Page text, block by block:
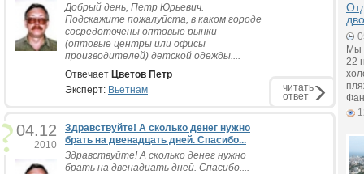
Добрый день, Петр Юрьевич.
Подскажите пожалуйста, в каком городе
сосредоточены оптовые рынки
(оптовые центры или офисы
производителей) детской одежды....
Отвечает Цветов Петр
Эксперт: Вьетнам читать
ответ
04.12
2010
Здравствуйте! А сколько денег нужно
брать на двенадцать дней. Спасибо...
Здравствуйте! А сколько денег нужно
брать на двенадцать дней. Спасибо....
Мы
22